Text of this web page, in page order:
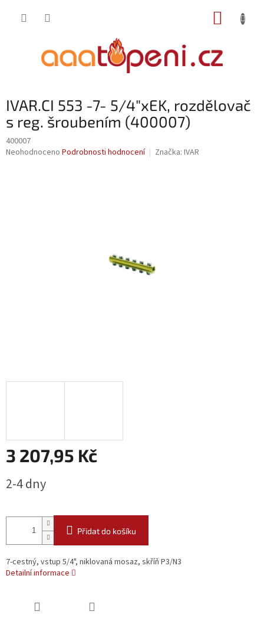
IVAR.CI 553 -7- 5/4"xEK, rozdělovač
s reg. šroubením (400007)
400007
Průměrné
Neohodnoceno Podrobnosti hodnocení Značka: IVAR
3 207,95 Kč
cena:
2-4 dny
Přidat do košíku
7-cestný, vstup 5/4", niklovaná mosaz, skříň P3/N3
Detailní informace